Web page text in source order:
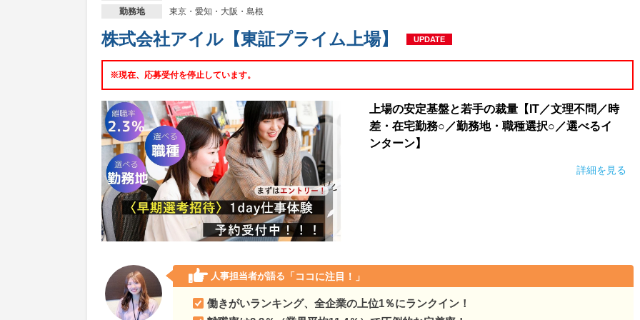
京都府 事故や災害を未然に防止する「産業用ガス検知・警報器」国内TO…
兵庫県 事故や災害を未然に防止する「産業用ガス検知・警報器」国内TO…
奈良県 事故や災害を未然に防止する「産業用ガス検知・警報器」国内TO…
和歌山県 事故や災害を未然に防止する「産業用ガス検知・警報器」国内TO…
鳥取県 事故や災害を未然に防止する「産業用ガス検知・警報器」国内TO…
島根県 事故や災害を未然に防止する「産業用ガス検知・警報器」国内TO…
広島県 事故や災害を未然に防止する「産業用ガス検知・警報器」国内TO…
勤務地 東京・愛知・大阪・島根
株式会社アイル【東証プライム上場】 UPDATE
※現在、応募受付を停止しています。
上場の安定基盤と若手の裁量【IT／文理不問／時
差・在宅勤務○／勤務地・職種選択○／選べるイ
ンターン】
詳細を見る
人事担当者が語る 「ココに注目！」
働きがいランキング、全企業の上位1％にランクイン！